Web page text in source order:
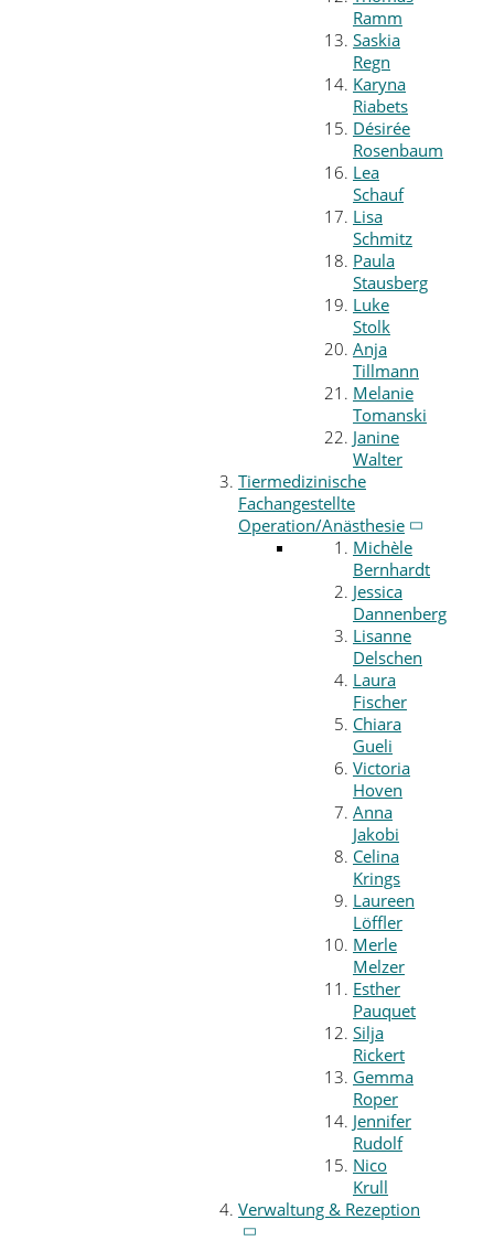
Ramm
Saskia
Regn
Karyna
Riabets
Désirée
Rosenbaum
Lea
Schauf
Lisa
Schmitz
Paula
Stausberg
Luke
Stolk
Anja
Tillmann
Melanie
Tomanski
Janine
Walter
Tiermedizinische
Fachangestellte
Operation/Anästhesie
Michèle
Bernhardt
Jessica
Dannenberg
Lisanne
Delschen
Laura
Fischer
Chiara
Gueli
Victoria
Hoven
Anna
Jakobi
Celina
Krings
Laureen
Löffler
Merle
Melzer
Esther
Pauquet
Silja
Rickert
Gemma
Roper
Jennifer
Rudolf
Nico
Krull
Verwaltung & Rezeption